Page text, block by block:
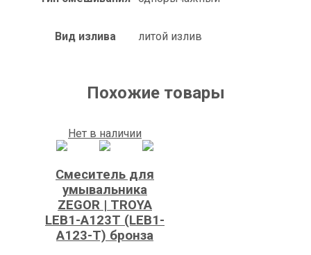
Вид излива литой излив
Похожие товары
Нет в наличии
Смеситель для
умывальника
ZEGOR | TROYA
LEB1-A123T (LEB1-
A123-T) бронза